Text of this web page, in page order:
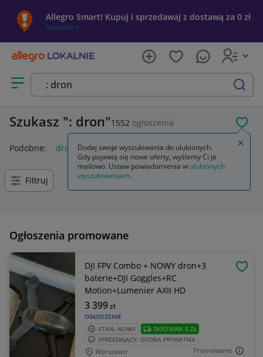
Allegro Smart! Kupuj i sprzedawaj z dostawą za 0 zł
Sprawdź »
Otwórz menu z kategoriami
szukaj
Szukasz : dron 1552 ogłoszenia
Podobne:
dron dron z kamerą dron dji dron dla dzieci
Filtruj
Ogłoszenia promowane
Promowane
DJI FPV Combo + NOWY dron+3
baterie+DJI Goggles+RC
Motion+Lumenier AXII HD
OGŁOSZENIE
3 399zł
STAN: NOWY
DOSTAWA 0 ZŁ
SPRZEDAJĄCY: OSOBA PRYWATNA
Warszawa
Dodaj swoje wyszukiwania do ulubionych.
Gdy pojawią się nowe oferty, wyślemy Ci je
mailowo. Ustaw powiadomienia w ulubionych
wyszukiwaniach.